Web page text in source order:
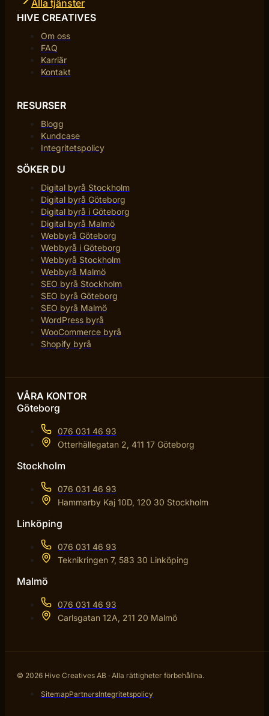
Alla tjänster
HIVE CREATIVES
Om oss
FAQ
Karriär
Kontakt
RESURSER
Blogg
Kundcase
Integritetspolicy
SÖKER DU
Digital byrå Stockholm
Digital byrå Göteborg
Digital byrå i Göteborg
Digital byrå Malmö
Webbyrå Göteborg
Webbyrå i Göteborg
Webbyrå Stockholm
Webbyrå Malmö
SEO byrå Stockholm
SEO byrå Göteborg
SEO byrå Malmö
WordPress byrå
WooCommerce byrå
Shopify byrå
VÅRA KONTOR
Göteborg
076 031 46 93
Otterhällegatan 2, 411 17 Göteborg
Stockholm
076 031 46 93
Hammarby Kaj 10D, 120 30 Stockholm
Linköping
076 031 46 93
Teknikringen 7, 583 30 Linköping
Malmö
076 031 46 93
Carlsgatan 12A, 211 20 Malmö
© 2026 Hive Creatives AB · Alla rättigheter förbehållna.
SitemapPartnersIntegritetspolicy